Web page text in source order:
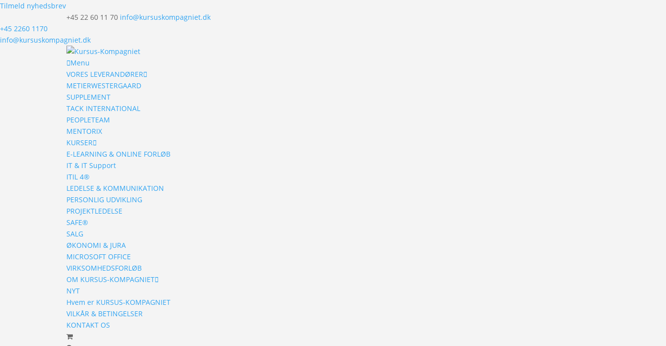
Tilmeld nyhedsbrev
+45 22 60 11 70 info@kursuskompagniet.dk
+45 2260 1170
info@kursuskompagniet.dk
Menu
VORES LEVERANDØRER
METIERWESTERGAARD
SUPPLEMENT
TACK INTERNATIONAL
PEOPLETEAM
MENTORIX
KURSER
E-LEARNING & ONLINE FORLØB
IT & IT Support
ITIL 4®
LEDELSE & KOMMUNIKATION
PERSONLIG UDVIKLING
PROJEKTLEDELSE
SAFE®
SALG
ØKONOMI & JURA
MICROSOFT OFFICE
VIRKSOMHEDSFORLØB
OM KURSUS-KOMPAGNIET
NYT
Hvem er KURSUS-KOMPAGNIET
VILKÅR & BETINGELSER
KONTAKT OS